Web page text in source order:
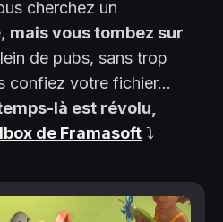
cherchez un
mais vous tombez sur
de pubs, sans trop
confiez votre fichier...
là est révolu,
de Framasoft ⤵️